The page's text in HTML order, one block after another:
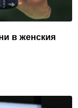
в женския